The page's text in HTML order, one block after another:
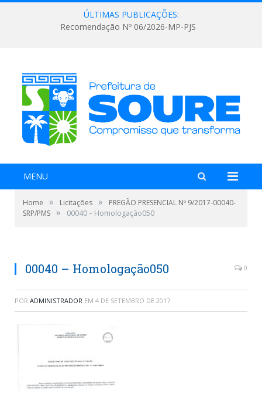
ÚLTIMAS PUBLICAÇÕES:
Recomendação Nº 06/2026-MP-PJS
MENU
Home » Licitações »
PREGÃO PRESENCIAL Nº 9/2017-00040-
SRP/PMS » 00040 – Homologação050
00040 – Homologação050 0
POR ADMINISTRADOR EM 4 DE SETEMBRO DE 2017